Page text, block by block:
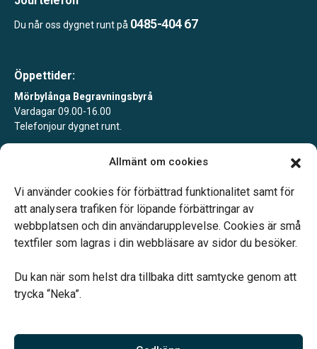
Allmänt om cookies
Vi använder cookies för förbättrad funktionalitet samt för
att analysera trafiken för löpande förbättringar av
webbplatsen och din användarupplevelse. Cookies är små
textfiler som lagras i din webbläsare av sidor du besöker.
Du kan när som helst dra tillbaka ditt samtycke genom att
trycka “Neka”.
135 43 Tyresö
182 36 Danderyd
Trollhättan
Kungsporten 3,
461 31 Trollhättan
Vänersborg
Drottninggatan 6,
462 30 Vänersborg
Borgholms Begravningsbyrå
Köpmangatan 11,
387 31 Borgholm
Hovås Begravningsbyrå
Hovås
Hedtångsvägen 14,
Hultsfred Begravningsbyrå
Du når oss dygnet runt på 0485-404 67
Öppettider:
Mörbylånga Begravningsbyrå
Vardagar 09.00-16.00
Telefonjour dygnet runt.
Mörbylånga Begravningsbyrå Färjestaden
Telefonjour dygnet runt.
Vårt systerbolag Verahill hjälper dig med familjejuridiken –